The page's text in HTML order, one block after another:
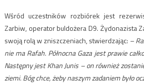
Wśród uczestników rozbiórek jest
Zarbiw, operator buldożera D9. Żydonazista
swoją rolą w zniszczeniach, stwierdzając: –
nie ma Rafah. Północna Gaza jest prawie
Następny jest Khan Junis – on również
ziemi. Bóg chce, żeby naszym zadaniem było